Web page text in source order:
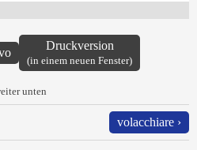
Druckversion
(in einem neuen Fenster)
unten
volacchiare ›